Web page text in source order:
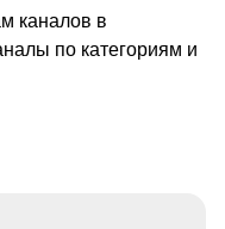
каналов в
по категориям и